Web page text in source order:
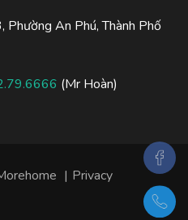
An Phú, Thành Phố
(Mr Hoàn)
| Privacy